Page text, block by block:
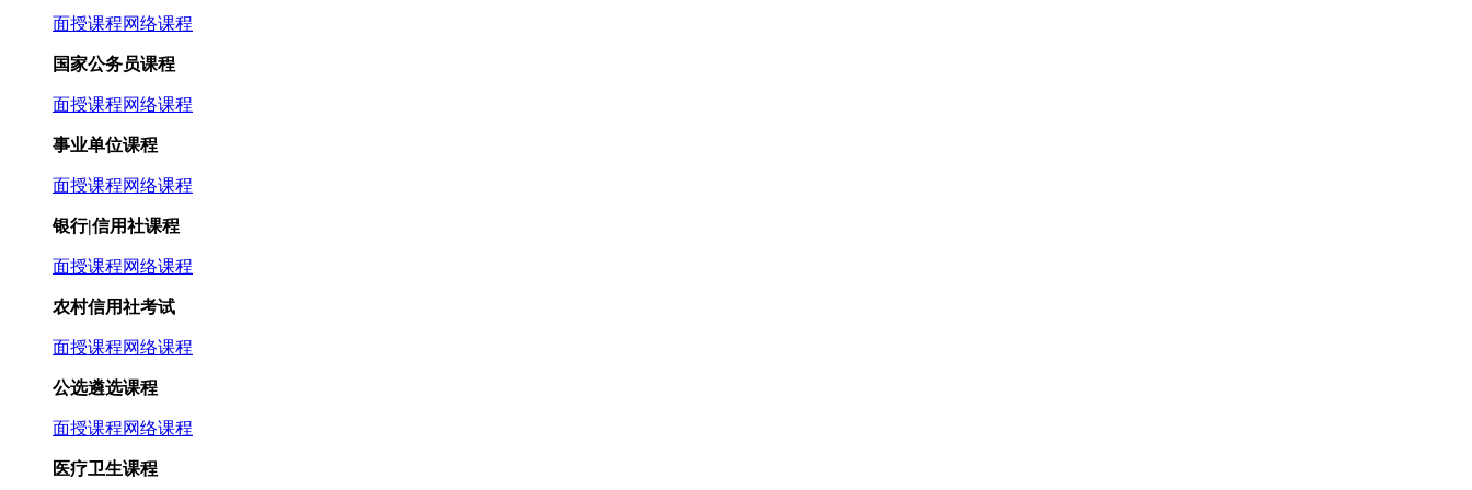
面授课程网络课程
国家公务员课程
面授课程网络课程
事业单位课程
面授课程网络课程
银行|信用社课程
面授课程网络课程
农村信用社考试
面授课程网络课程
公选遴选课程
面授课程网络课程
医疗卫生课程